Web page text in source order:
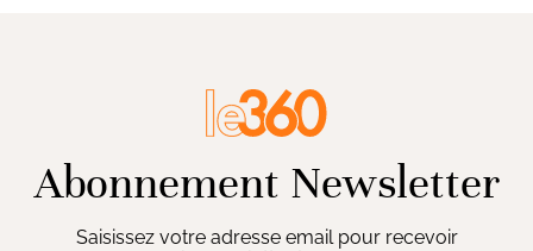
Abonnement Newsletter
Saisissez votre adresse email pour recevoir